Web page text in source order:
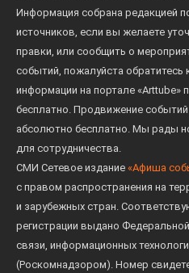
Информация собрана редакцией
источников, если вы желаете
правки, или сообщить о
событий, пожалуйста
информации на портале «Arttube»
бесплатно. Продвижение
абсолютно бесплатно. Мы рады
для сотрудничества.
СМИ Сетевое издание «Афиша
с правом распространения на
и зарубежных стран.
регистрации выдано
связи, информационных
(Роскомнадзором). Номер